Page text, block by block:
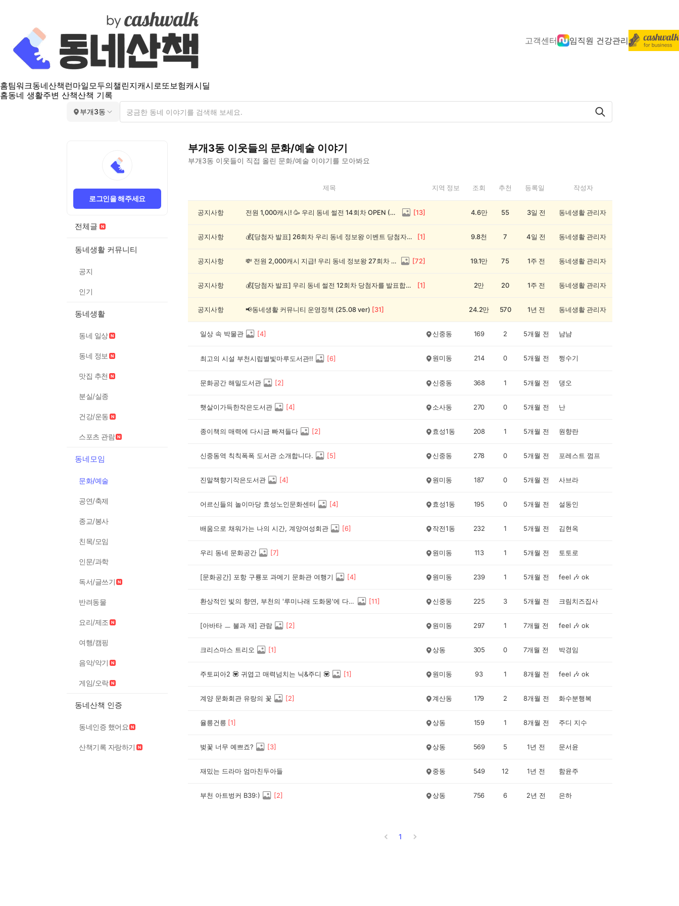
고객센터 임직원 건강관리
홈팀워크동네산책 런마일모두의챌린지캐시로또보험캐시딜
홈동네 생활주변 산책산책 기록
부개3동
로그인을 해주세요
전체글
동네생활 커뮤니티
공지
인기
동네생활
동네 일상
동네 정보
맛집 추천
분실/실종
건강/운동
스포츠 관람
동네모임
문화/예술
공연/축제
종교/봉사
친목/모임
인문/과학
독서/글쓰기
반려동물
요리/제조
여행/캠핑
음악/악기
게임/오락
동네산책 인증
동네인증 했어요
산책기록 자랑하기
부개3동 이웃들의 문화/예술 이야기
부개3동 이웃들이 직접 올린 문화/예술 이야기를 모아봐요
3
제목 지역 정보 조회 추천 등록일 작성자
공지사항 전원 1,000캐시! 🥳 우리 동네 썰전 14회차 OPEN (~8/17) [13] 4.6만 55 3일 전 동네생활 관리자
공지사항 💰[당첨자 발표] 26회차 우리 동네 정보왕 이벤트 당첨자를 발표합니다! [1] 9.8천 7 4일 전 동네생활 관리자
공지사항 💸 전원 2,000캐시 지급! 우리 동네 정보왕 27회차 (~8/10) [72] 19.1만 75 1주 전 동네생활 관리자
공지사항 💰[당첨자 발표] 우리 동네 썰전 12회차 당첨자를 발표합니다! [1] 2만 20 1주 전 동네생활 관리자
공지사항 📢동네생활 커뮤니티 운영정책 (25.08 ver) [31] 24.2만 570 1년 전 동네생활 관리자
일상 속 박물관 [4] 신중동 169 2 5개월 전 냠냠
최고의 시설 부천시립별빛마루도서관!! [6] 원미동 214 0 5개월 전 쩡수기
문화공간 해밀도서관 [2] 신중동 368 1 5개월 전 댕오
햇살이가득한작은도서관 [4] 소사동 270 0 5개월 전 난
종이책의 매력에 다시금 빠져들다 [2] 효성1동 208 1 5개월 전 원향란
신중동역 칙칙폭폭 도서관 소개합니다. [5] 신중동 278 0 5개월 전 포레스트 껌프
진말책향기작은도서관 [4] 원미동 187 0 5개월 전 사브라
어르신들의 놀이마당 효성노인문화센터 [4] 효성1동 195 0 5개월 전 설동인
배움으로 채워가는 나의 시간, 계양여성회관 [6] 작전1동 232 1 5개월 전 김현옥
우리 동네 문화공간 [7] 원미동 113 1 5개월 전 토토로
[문화공간] 포항 구룡포 과메기 문화관 여행기 [4] 원미동 239 1 5개월 전 feel 🎶 ok
환상적인 빛의 향연, 부천의 '루미나래 도화몽'에 다녀왔어요 [11] 신중동 225 3 5개월 전 크림치즈집사
[아바타 ㅡ 불과 재] 관람 [2] 원미동 297 1 7개월 전 feel 🎶 ok
크리스마스 트리오 [1] 상동 305 0 7개월 전 박경임
주토피아2 💟 귀엽고 매력넘치는 닉&주디 💟 [1] 원미동 93 1 8개월 전 feel 🎶 ok
계양 문화회관 유랑의 꽃 [2] 계산동 179 2 8개월 전 화수분행복
율릉건릉 [1] 상동 159 1 8개월 전 주디 지수
벚꽃 너무 예쁘죠? [3] 상동 569 5 1년 전 문서윤
재밌는 드라마 엄마친두아들 중동 549 12 1년 전 함윤주
부천 아트벙커 B39:) [2] 상동 756 6 2년 전 은하
1